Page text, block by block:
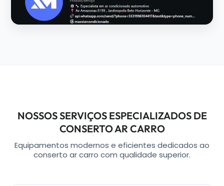
NOSSOS SERVIÇOS ESPECIALIZADOS DE
CONSERTO AR CARRO
Equipamentos modernos e eficientes dedicados ao
conserto ar carro com qualidade superior.